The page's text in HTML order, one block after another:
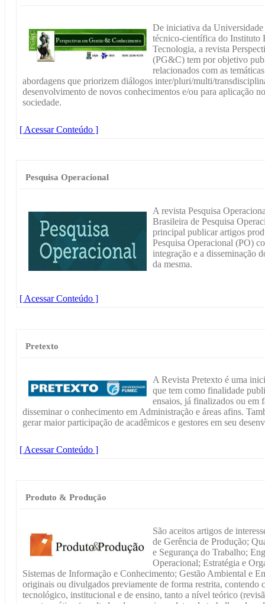
De iniciativa da Universidade
técnico-científica do Instituto
Tecnologia, a revista
(PG&C) tem por objetivo
relacionados com as
abordagens que priorizem diálogos inter/pluri/multi/
desenvolvimento de novos conhecimentos e/ou para aplicação
sociedade.
[ Acessar Conteúdo ]
Pesquisa Operacional
A revista Pesquisa
Brasileira de Pesquisa
principal publicar artigos
Pesquisa Operacional (PO)
integração e a disseminação
da mesma.
[ Acessar Conteúdo ]
Pretexto
A Revista Pretexto é uma
que tem como finalidade
ensaios, já finalizados ou em
disseminar o conhecimento em Administração e áreas afins.
gerar maior participação de acadêmicos e gestores em seu
[ Acessar Conteúdo ]
Produto & Produção
São aceitos artigos de
de Gerência de Produção;
e Segurança do Trabalho;
Operacional; Estratégia e
Sistemas de Informação e Conhecimento; Gestão Ambiental e
originais ou divulgados previamente de forma restrita, contendo
tecnológico, institucional e de ensino, tanto a nível teórico